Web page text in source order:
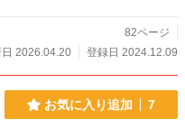
82ページ
2026.04.20
登録日 2024.12.09
お気に入り追加 7